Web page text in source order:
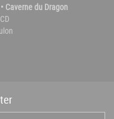
Caverne du Dragon